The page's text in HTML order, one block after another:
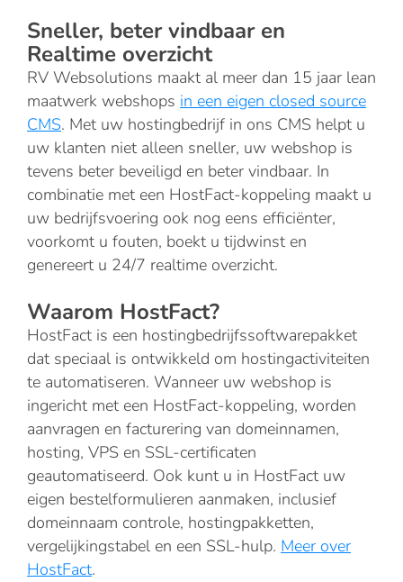
Sneller, beter vindbaar en
Realtime overzicht
RV Websolutions maakt al meer dan 15 jaar lean
maatwerk webshops in een eigen closed source
CMS. Met uw hostingbedrijf in ons CMS helpt u
uw klanten niet alleen sneller, uw webshop is
tevens beter beveiligd en beter vindbaar. In
combinatie met een HostFact-koppeling maakt u
uw bedrijfsvoering ook nog eens efficiënter,
voorkomt u fouten, boekt u tijdwinst en
genereert u 24/7 realtime overzicht.
Waarom HostFact?
HostFact is een hostingbedrijfssoftwarepakket
dat speciaal is ontwikkeld om hostingactiviteiten
te automatiseren. Wanneer uw webshop is
ingericht met een HostFact-koppeling, worden
aanvragen en facturering van domeinnamen,
hosting, VPS en SSL-certificaten
geautomatiseerd. Ook kunt u in HostFact uw
eigen bestelformulieren aanmaken, inclusief
domeinnaam controle, hostingpakketten,
vergelijkingstabel en een SSL-hulp. Meer over
HostFact.